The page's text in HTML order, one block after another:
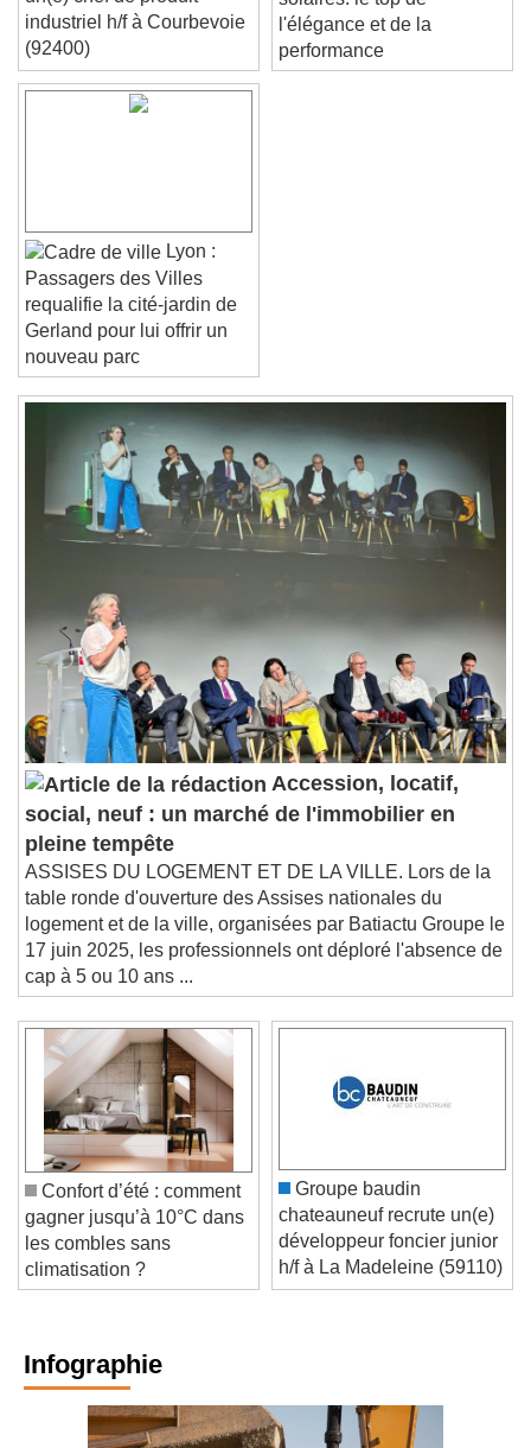
Font Size
Text Edge Style
Reset
Done
Close Modal Dialog
End of dialog window.
industriel h/f à Courbevoie
(92400)
l'élégance et de la
performance
Lyon :
Passagers des Villes
requalifie la cité-jardin de
Gerland pour lui offrir un
nouveau parc
Accession, locatif,
social, neuf : un marché de l'immobilier en
pleine tempête
ASSISES DU LOGEMENT ET DE LA VILLE. Lors de la
table ronde d'ouverture des Assises nationales du
logement et de la ville, organisées par Batiactu Groupe le
17 juin 2025, les professionnels ont déploré l'absence de
cap à 5 ou 10 ans ...
Confort d’été : comment
gagner jusqu’à 10°C dans
les combles sans
climatisation ?
Groupe baudin
chateauneuf recrute un(e)
développeur foncier junior
h/f à La Madeleine (59110)
Infographie